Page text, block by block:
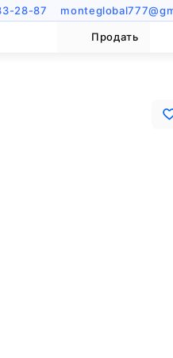
28-87
Продать